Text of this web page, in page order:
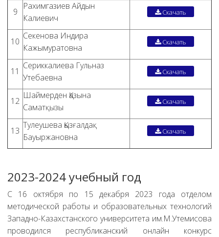
9
Рахимгазиев Айдын
Калиевич
Скачать
10
Секенова Индира
Кажымуратовна
Скачать
11
Сериккалиева Гульназ
Утебаевна
Скачать
12
Шаймерден Қазына
Саматқызы
Скачать
13
Тулеушева Қызғалдақ
Бауыржановна
Скачать
2023-2024 учебный год
С 16 октября по 15 декабря 2023 года отделом
методической работы и образовательных технологий
Западно-Казахстанского университета им.М.Утемисова
проводился республиканский онлайн конкурс